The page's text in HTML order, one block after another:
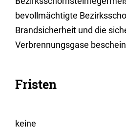
bevollmächtigte
Brandsicherheit und die
Verbrennungsgase
Fristen
keine